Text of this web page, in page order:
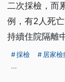
二次採檢，而
例，有2人死
持續住院隔離
採檢 居家檢
...